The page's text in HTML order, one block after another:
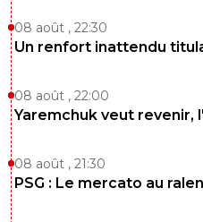
08 août , 22:30
Un renfort inattendu
08 août , 22:00
Yaremchuk veut revenir,
08 août , 21:30
PSG : Le mercato au